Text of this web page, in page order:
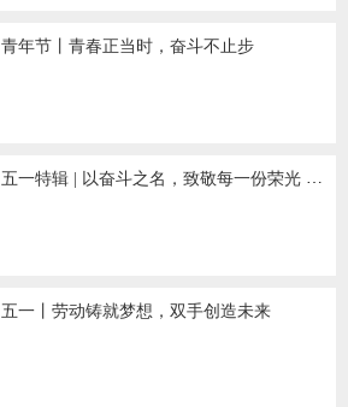
青年节丨青春正当时，奋斗不止步
五一特辑 | 以奋斗之名，致敬每一份荣光 ——致福佳集团广大劳动者的一封信
五一丨劳动铸就梦想，双手创造未来